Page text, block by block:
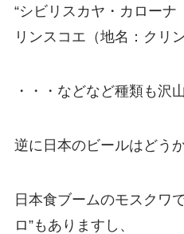
“シビリスカヤ・カローナ
リンスコエ（地名：クリ
・・・などなど種類も沢
逆に日本のビールはどう
日本食ブームのモスクワ
ロ”もありますし、